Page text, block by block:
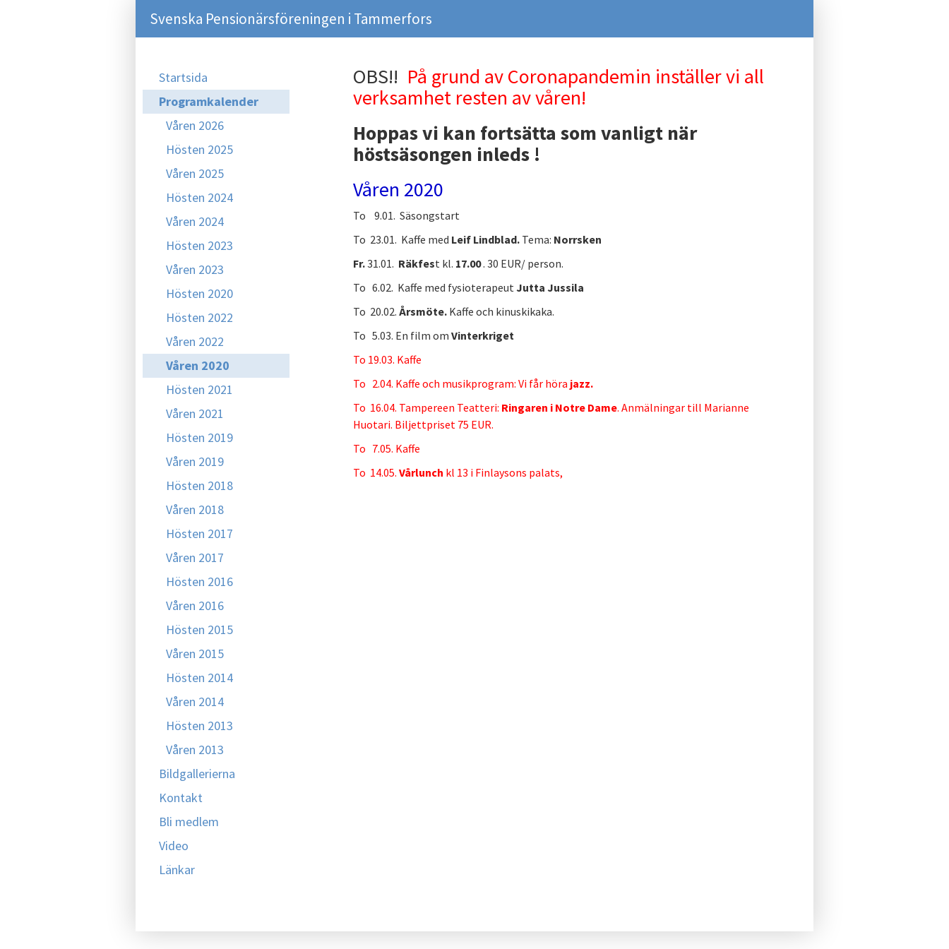
Svenska Pensionärsföreningen i Tammerfors
Startsida
Programkalender
Våren 2026
Hösten 2025
Våren 2025
Hösten 2024
Våren 2024
Hösten 2023
Våren 2023
Hösten 2020
Hösten 2022
Våren 2022
Våren 2020
Hösten 2021
Våren 2021
Hösten 2019
Våren 2019
Hösten 2018
Våren 2018
Hösten 2017
Våren 2017
Hösten 2016
Våren 2016
Hösten 2015
Våren 2015
Hösten 2014
Våren 2014
Hösten 2013
Våren 2013
Bildgallerierna
Kontakt
Bli medlem
Video
Länkar
OBS!! På grund av Coronapandemin inställer vi all
verksamhet resten av våren!
Hoppas vi kan fortsätta som vanligt när
höstsäsongen inleds !
Våren 2020
To 9.01. Säsongstart
To 23.01. Kaffe med Leif Lindblad.Tema: Norrsken
Fr.31.01. Räkfest kl. 17.00. 30 EUR/ person.
To 6.02. Kaffe med fysioterapeutJutta Jussila
To 20.02. Årsmöte. Kaffe och kinuskikaka.
To 5.03. En film om Vinterkriget
To 19.03. Kaffe
To 2.04. Kaffe och musikprogram: Vi får höra jazz.
To 16.04. Tampereen Teatteri: Ringaren i Notre Dame. Anmälningar till Marianne
Huotari. Biljettpriset 75 EUR.
To 7.05. Kaffe
To 14.05. Vårlunch kl 13 i Finlaysons palats,